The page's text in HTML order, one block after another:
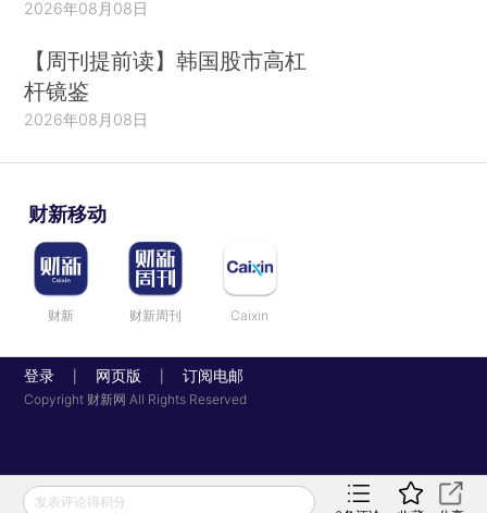
2026年08月08日
【周刊提前读】韩国股市高杠
杆镜鉴
2026年08月08日
财新移动
财新 财新周刊 Caixin
登录 网页版 订阅电邮
Copyright 财新网 All Rights Reserved
发表评论得积分